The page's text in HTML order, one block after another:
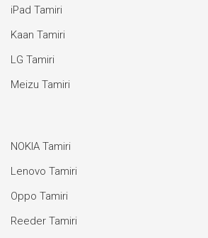
iPad Tamiri
Kaan Tamiri
LG Tamiri
Meizu Tamiri
NOKIA Tamiri
Lenovo Tamiri
Oppo Tamiri
Reeder Tamiri